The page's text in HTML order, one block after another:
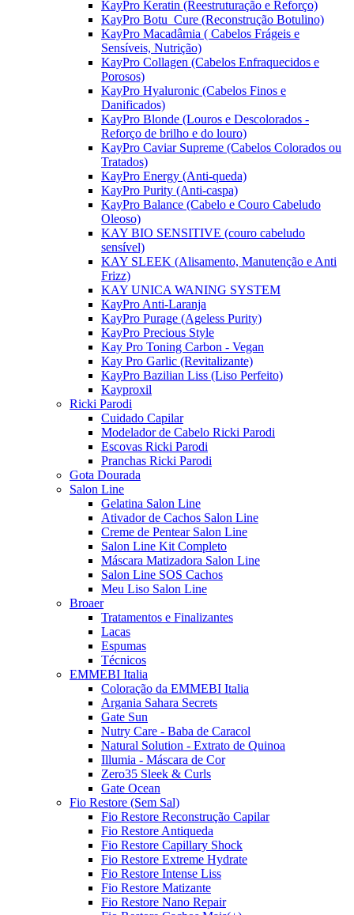
KayPro Keratin (Reestruturação e Reforço)
KayPro Botu_Cure (Reconstrução Botulino)
KayPro Macadâmia ( Cabelos Frágeis e
Sensíveis, Nutrição)
KayPro Collagen (Cabelos Enfraquecidos e
Porosos)
KayPro Hyaluronic (Cabelos Finos e
Danificados)
KayPro Blonde (Louros e Descolorados -
Reforço de brilho e do louro)
KayPro Caviar Supreme (Cabelos Colorados ou
Tratados)
KayPro Energy (Anti-queda)
KayPro Purity (Anti-caspa)
KayPro Balance (Cabelo e Couro Cabeludo
Oleoso)
KAY BIO SENSITIVE (couro cabeludo
sensível)
KAY SLEEK (Alisamento, Manutenção e Anti
Frizz)
KAY UNICA WANING SYSTEM
KayPro Anti-Laranja
KayPro Purage (Ageless Purity)
KayPro Precious Style
Kay Pro Toning Carbon - Vegan
Kay Pro Garlic (Revitalizante)
KayPro Bazilian Liss (Liso Perfeito)
Kayproxil
Ricki Parodi
Cuidado Capilar
Modelador de Cabelo Ricki Parodi
Escovas Ricki Parodi
Pranchas Ricki Parodi
Gota Dourada
Salon Line
Gelatina Salon Line
Ativador de Cachos Salon Line
Creme de Pentear Salon Line
Salon Line Kit Completo
Máscara Matizadora Salon Line
Salon Line SOS Cachos
Meu Liso Salon Line
Broaer
Tratamentos e Finalizantes
Lacas
Espumas
Técnicos
EMMEBI Italia
Coloração da EMMEBI Italia
Argania Sahara Secrets
Gate Sun
Nutry Care - Baba de Caracol
Natural Solution - Extrato de Quinoa
Illumia - Máscara de Cor
Zero35 Sleek & Curls
Gate Ocean
Fio Restore (Sem Sal)
Fio Restore Reconstrução Capilar
Fio Restore Antiqueda
Fio Restore Capillary Shock
Fio Restore Extreme Hydrate
Fio Restore Intense Liss
Fio Restore Matizante
Fio Restore Nano Repair